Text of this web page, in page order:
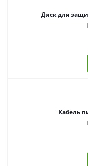
Диск для
Кабель